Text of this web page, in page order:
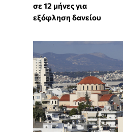
σε 12 μήνες για
εξόφληση δανείου